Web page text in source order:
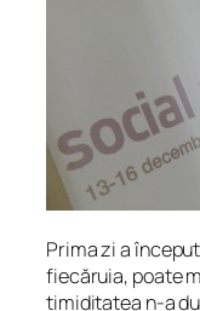
Prima zi a
fiecăruia, poate
timiditatea n-a